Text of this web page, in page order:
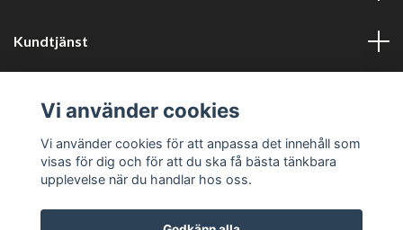
Kundtjänst
Sociala medier
Vi använder cookies
Vi använder cookies för att anpassa det innehåll som
visas för dig och för att du ska få bästa tänkbara
upplevelse när du handlar hos oss.